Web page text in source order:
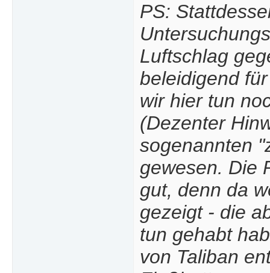
PS:
Luftschlag
beleidigend
wir hier tun
(Dezenter
sogenannten
gewesen. Die
gut, denn da
gezeigt - die
tun gehabt
von Taliban